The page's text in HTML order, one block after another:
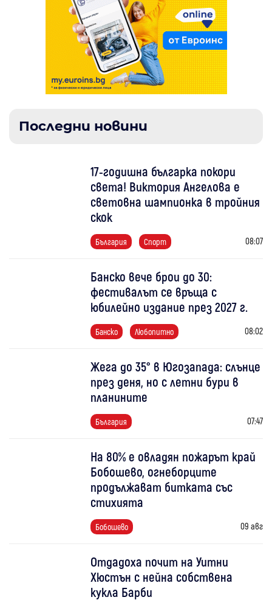
Последни новини
17-годишна българка покори
света! Виктория Ангелова е
световна шампионка в тройния
скок
България Спорт 08:07
Банско вече брои до 30:
фестивалът се връща с
юбилейно издание през 2027 г.
Банско Любопитно 08:02
Жега до 35° в Югозапада: слънце
през деня, но с летни бури в
планините
България 07:47
На 80% е овладян пожарът край
Бобошево, огнеборците
продължават битката със
стихията
Бобошево 09 авг
Отдадоха почит на Уитни
Хюстън с нейна собствена
кукла Барби